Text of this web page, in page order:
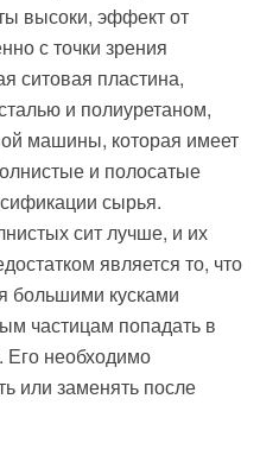
высоки, эффект от
с точки зрения
ситовая пластина,
и полиуретаном,
машины, которая имеет
и полосатые
сырья.
сит лучше, и их
является то, что
большими кусками
частицам попадать в
Его необходимо
или заменять после